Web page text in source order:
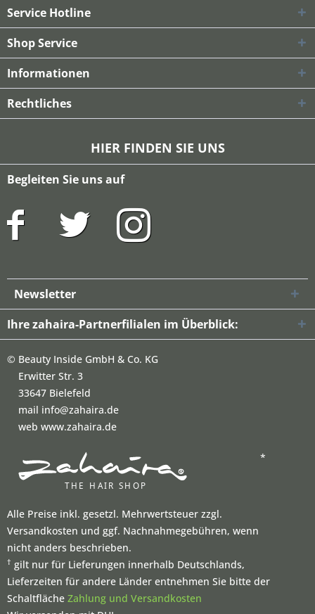
Service Hotline
Shop Service
Informationen
Rechtliches
HIER FINDEN SIE UNS
Begleiten Sie uns auf
Newsletter
Ihre zahaira-Partnerfilialen im Überblick:
© Beauty Inside GmbH & Co. KG
Erwitter Str. 3
33647 Bielefeld
mail info@zahaira.de
web www.zahaira.de
*
Alle Preise inkl. gesetzl. Mehrwertsteuer zzgl.
Versandkosten und ggf. Nachnahmegebühren, wenn
nicht anders beschrieben.
† gilt nur für Lieferungen innerhalb Deutschlands,
Lieferzeiten für andere Länder entnehmen Sie bitte der
Schaltfläche Zahlung und Versandkosten